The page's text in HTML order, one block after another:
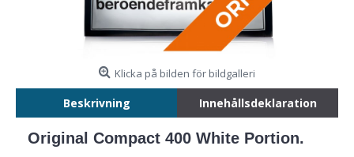
Klicka på bilden för bildgalleri
Beskrivning Innehållsdeklaration
Original Compact 400 White Portion.